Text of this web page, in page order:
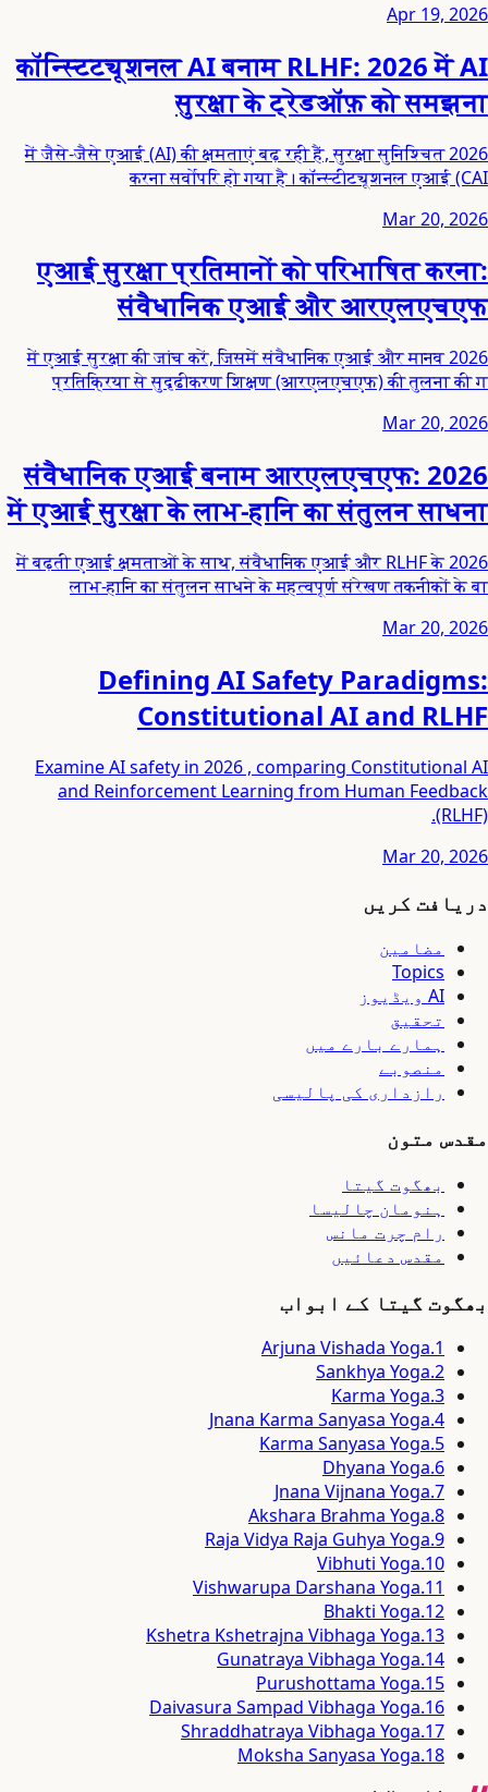
Apr 19, 2026
कॉन्स्टिट्यूशनल AI बनाम RLHF: 2026 में AI
सुरक्षा के ट्रेडऑफ़ को समझना
2026 में जैसे-जैसे एआई (AI) की क्षमताएं बढ़ रही हैं, सुरक्षा सुनिश्चित
करना सर्वोपरि हो गया है। कॉन्स्टीट्यूशनल एआई (CAI
Mar 20, 2026
एआई सुरक्षा प्रतिमानों को परिभाषित करना:
संवैधानिक एआई और आरएलएचएफ
2026 में एआई सुरक्षा की जांच करें, जिसमें संवैधानिक एआई और मानव
प्रतिक्रिया से सुदृढीकरण शिक्षण (आरएलएचएफ) की तुलना की ग
Mar 20, 2026
संवैधानिक एआई बनाम आरएलएचएफ: 2026
में एआई सुरक्षा के लाभ-हानि का संतुलन साधना
2026 में बढ़ती एआई क्षमताओं के साथ, संवैधानिक एआई और RLHF के
लाभ-हानि का संतुलन साधने के महत्वपूर्ण संरेखण तकनीकों के बा
Mar 20, 2026
Defining AI Safety Paradigms:
Constitutional AI and RLHF
Examine AI safety in 2026 , comparing Constitutional AI
and Reinforcement Learning from Human Feedback
(RLHF).
Mar 20, 2026
دریافت کریں
مضامین
Topics
AI ویڈیوز
تحقیق
ہمارے بارے میں
منصوبے
رازداری کی پالیسی
مقدس متون
بھگوت گیتا
ہنومان چالیسا
رام چرت مانس
مقدس دعائیں
بھگوت گیتا کے ابواب
1
.
Arjuna Vishada Yoga
2
.
Sankhya Yoga
3
.
Karma Yoga
4
.
Jnana Karma Sanyasa Yoga
5
.
Karma Sanyasa Yoga
6
.
Dhyana Yoga
7
.
Jnana Vijnana Yoga
8
.
Akshara Brahma Yoga
9
.
Raja Vidya Raja Guhya Yoga
10
.
Vibhuti Yoga
11
.
Vishwarupa Darshana Yoga
12
.
Bhakti Yoga
13
.
Kshetra Kshetrajna Vibhaga Yoga
14
.
Gunatraya Vibhaga Yoga
15
.
Purushottama Yoga
16
.
Daivasura Sampad Vibhaga Yoga
17
.
Shraddhatraya Vibhaga Yoga
18
.
Moksha Sanyasa Yoga